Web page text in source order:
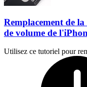
Remplacement de
de volume de
Utilisez ce tutoriel pour